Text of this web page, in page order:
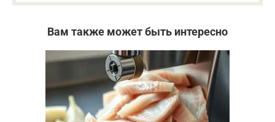
Вам также может быть интересно